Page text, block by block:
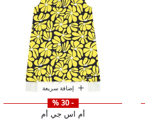
إضافة سريعة
- 30 %
أم اس جي أم